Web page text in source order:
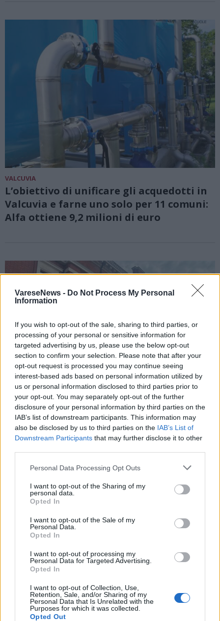
VareseNews - Do Not Process My Personal
Information
If you wish to opt-out of the sale, sharing to third parties, or
processing of your personal or sensitive information for
targeted advertising by us, please use the below opt-out
section to confirm your selection. Please note that after your
opt-out request is processed you may continue seeing
interest-based ads based on personal information utilized by
us or personal information disclosed to third parties prior to
your opt-out. You may separately opt-out of the further
disclosure of your personal information by third parties on the
IAB’s list of downstream participants. This information may
also be disclosed by us to third parties on the IAB’s List of
Downstream Participants that may further disclose it to other
Personal Data Processing Opt Outs
I want to opt-out of the Sharing of my
personal data.
Opted In
I want to opt-out of the Sale of my
Personal Data.
Opted In
I want to opt-out of processing my
Personal Data for Targeted Advertising.
Opted In
I want to opt-out of Collection, Use,
Retention, Sale, and/or Sharing of my
Personal Data that Is Unrelated with the
Purposes for which it was collected.
Opted Out
VALCUVIA
L’obiettivo di unificare gli acquedotti in
Valcuvia e farne uno solo per 11 comuni:
Alfa ottiene 9,2 milioni di euro
VARESE
Sull’incidente di Maccagno con pino e
Veddasca sotto esame anche il cellulare
Vetrano e i suoi amici